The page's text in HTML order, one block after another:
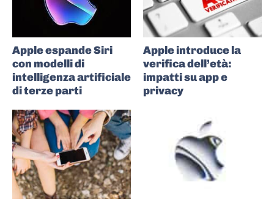
Apple espande Siri
con modelli di
intelligenza artificiale
di terze parti
Apple introduce la
verifica dell’età:
impatti su app e
privacy